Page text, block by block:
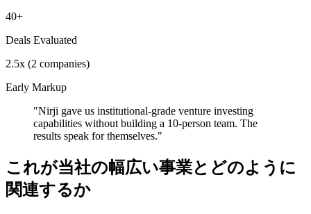
40+
Deals Evaluated
2.5x (2 companies)
Early Markup
"Nirji gave us institutional-grade venture investing
capabilities without building a 10-person team. The
results speak for themselves."
これが当社の幅広い事業とどのように
関連するか